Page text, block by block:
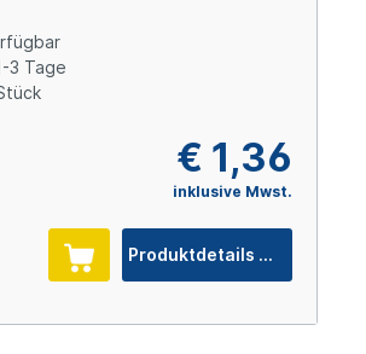
3 Tage
€ 1,36
inklusive Mwst.
Produktdetails